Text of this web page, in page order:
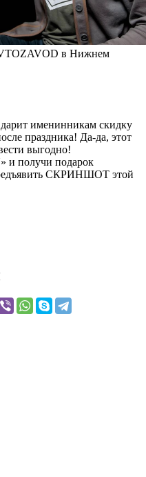
в Нижнем
именинникам скидку
праздника! Да-да, этот
выгодно!
и получи подарок
СКРИНШОТ этой